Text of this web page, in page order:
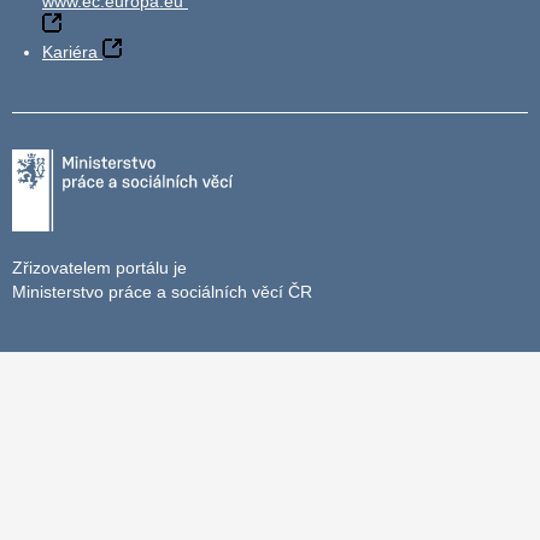
Kariéra
Zřizovatelem portálu je
Ministerstvo práce a sociálních věcí ČR